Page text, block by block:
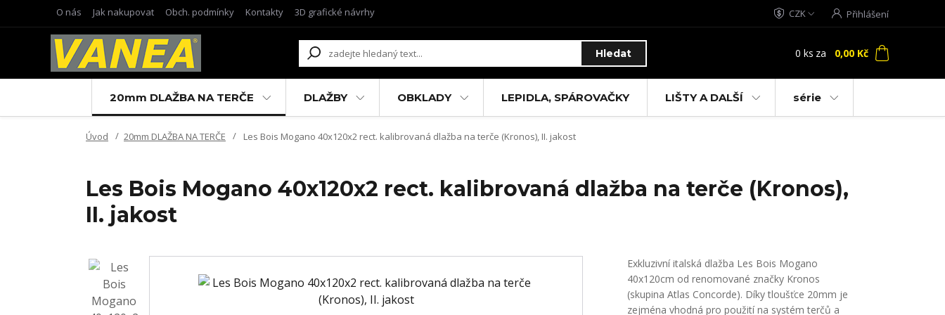
O nás Jak nakupovat Obch. podmínky Kontakty 3D grafické návrhy CZK Přihlášení
Hledat 0 ks za 0,00 Kč
20mm DLAŽBA NA TERČE DLAŽBY OBKLADY LEPIDLA, SPÁROVAČKY LIŠTY A DALŠÍ série
Úvod 20mm DLAŽBA NA TERČE Les Bois Mogano 40x120x2 rect. kalibrovaná dlažba na terče (Kronos), II. jakost
Les Bois Mogano 40x120x2 rect. kalibrovaná dlažba na terče (Kronos),
II. jakost
Exkluzivní italská dlažba Les Bois Mogano
40x120cm od renomované značky Kronos
(skupina Atlas Concorde). Díky tloušťce 20mm je
zejména vhodná pro použití na systém terčů a